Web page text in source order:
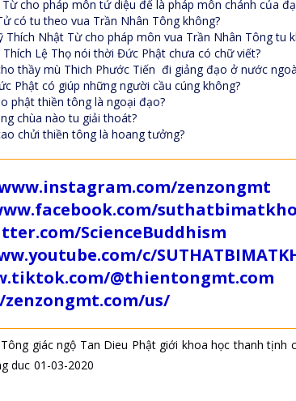
cho pháp môn tứ diệu đế là pháp môn chánh của
có tu theo vua Trần Nhân Tông không?
Thích Nhật Từ cho pháp môn vua Trần Nhân Tông tu
Lệ Thọ nói thời Đức Phật chưa có chữ viết?
thầy mù Thich Phước Tiến đi giảng đạo ở nước
Phật có giúp những người cầu cúng không?
phật thiền tông là ngoại đạo?
chùa nào tu giải thoát?
chửi thiền tông là hoang tưởng?
zenzongmt
ScienceBuddhism
c/
@thientongmt.com
us/
giác ngộ Tan Dieu Phật giới khoa học thanh tịnh
duc 01-03-2020